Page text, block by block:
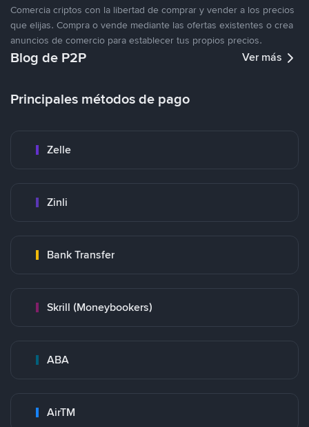
Comercia criptos con la libertad de comprar y vender a los precios
que elijas. Compra o vende mediante las ofertas existentes o crea
anuncios de comercio para establecer tus propios precios.
Blog de P2P Ver más
Principales métodos de pago
Zelle
Zinli
Bank Transfer
Skrill (Moneybookers)
ABA
AirTM